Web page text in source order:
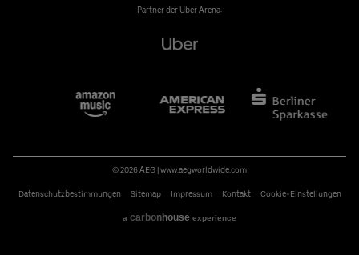
Partner der Uber Arena:
© 2026 AEG |www.aegworldwide.com
Datenschutzbestimmungen Sitemap Impressum Kontakt Cookie-Einstellungen
a carbonhouse experience